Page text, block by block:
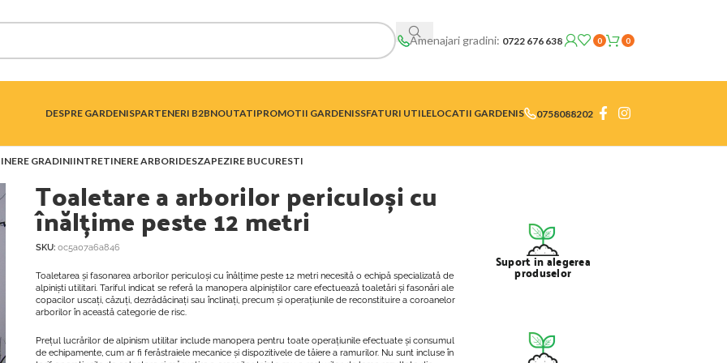
Amenajari gradini: 0722 676 638 0 0
DESPRE GARDENISPARTENERI B2BNOUTATIPROMOTII GARDENISSFATURI UTILELOCATII GARDENIS 0758088202
GRADINIINTRETINERE ARBORIDESZAPEZIRE BUCURESTI
Toaletare a arborilor periculoși cu
înălțime peste 12 metri
SKU:0c5a07a6a846
Toaletarea și fasonarea arborilor periculoși cu înălțime peste 12 metri necesită o echipă specializată de
alpiniști utilitari. Tariful indicat se referă la manopera alpiniștilor care efectuează toaletări și fasonări ale
copacilor uscați, căzuți, dezrădăcinați sau înclinați, precum și operațiunile de reconstituire a coroanelor
arborilor în această categorie de risc.
Prețul lucrărilor de alpinism utilitar include manopera pentru toate operațiunile efectuate și consumul
de echipamente, cum ar fi ferăstraiele mecanice și dispozitivele de tăiere a ramurilor. Nu sunt incluse în
Suport in alegerea
produselor